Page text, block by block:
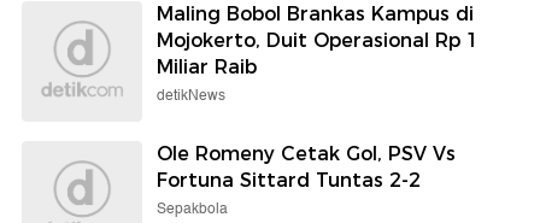
Maling Bobol Brankas Kampus di
Mojokerto, Duit Operasional Rp 1
Miliar Raib
detikNews
Ole Romeny Cetak Gol, PSV Vs
Fortuna Sittard Tuntas 2-2
Sepakbola